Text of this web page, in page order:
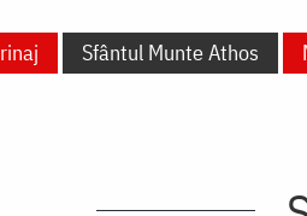
Sfântul Munte Athos